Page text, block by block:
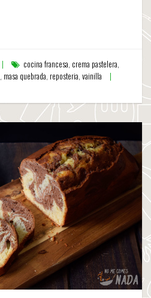
cocina francesa, crema pastelera,
, masa quebrada, reposteria, vainilla